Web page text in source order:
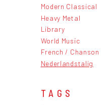
Modern Classical
Heavy Metal
Library
World Music
French / Chanson
Nederlandstalig
TAGS